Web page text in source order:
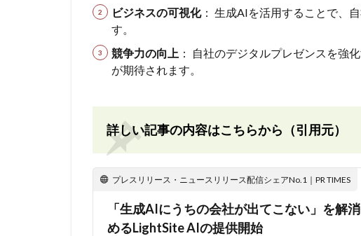
ビジネスの可視化： 生成AIを活用することで、
す。
競争力の向上 ： 自社のデジタルプレゼンスを強
が期待されます。
詳しい記事の内容はこちらから（引用元）
プレスリリース・ニュースリリース配信シェアNo.1｜PR TIMES
「生成AIにうちの会社が出てこない」を解
めるLightSite AIの提供開始